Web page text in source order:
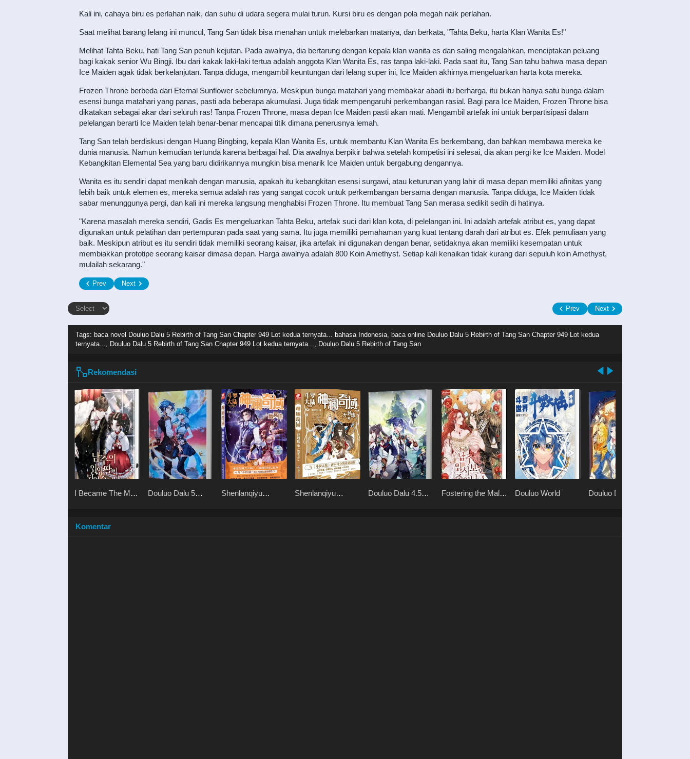
Kali ini, cahaya biru es perlahan naik, dan suhu di udara segera mulai turun. Kursi biru es dengan pola megah naik perlahan.
Saat melihat barang lelang ini muncul, Tang San tidak bisa menahan untuk melebarkan matanya, dan berkata, "Tahta Beku, harta Klan Wanita Es!"
Melihat Tahta Beku, hati Tang San penuh kejutan. Pada awalnya, dia bertarung dengan kepala klan wanita es dan saling mengalahkan, menciptakan peluang
bagi kakak senior Wu Bingji. Ibu dari kakak laki-laki tertua adalah anggota Klan Wanita Es, ras tanpa laki-laki. Pada saat itu, Tang San tahu bahwa masa depan
Ice Maiden agak tidak berkelanjutan. Tanpa diduga, mengambil keuntungan dari lelang super ini, Ice Maiden akhirnya mengeluarkan harta kota mereka.
Frozen Throne berbeda dari Eternal Sunflower sebelumnya. Meskipun bunga matahari yang membakar abadi itu berharga, itu bukan hanya satu bunga dalam
esensi bunga matahari yang panas, pasti ada beberapa akumulasi. Juga tidak mempengaruhi perkembangan rasial. Bagi para Ice Maiden, Frozen Throne bisa
dikatakan sebagai akar dari seluruh ras! Tanpa Frozen Throne, masa depan Ice Maiden pasti akan mati. Mengambil artefak ini untuk berpartisipasi dalam
pelelangan berarti Ice Maiden telah benar-benar mencapai titik dimana penerusnya lemah.
Tang San telah berdiskusi dengan Huang Bingbing, kepala Klan Wanita Es, untuk membantu Klan Wanita Es berkembang, dan bahkan membawa mereka ke
dunia manusia. Namun kemudian tertunda karena berbagai hal. Dia awalnya berpikir bahwa setelah kompetisi ini selesai, dia akan pergi ke Ice Maiden. Model
Kebangkitan Elemental Sea yang baru didirikannya mungkin bisa menarik Ice Maiden untuk bergabung dengannya.
Wanita es itu sendiri dapat menikah dengan manusia, apakah itu kebangkitan esensi surgawi, atau keturunan yang lahir di masa depan memiliki afinitas yang
lebih baik untuk elemen es, mereka semua adalah ras yang sangat cocok untuk perkembangan bersama dengan manusia. Tanpa diduga, Ice Maiden tidak
sabar menunggunya pergi, dan kali ini mereka langsung menghabisi Frozen Throne. Itu membuat Tang San merasa sedikit sedih di hatinya.
"Karena masalah mereka sendiri, Gadis Es mengeluarkan Tahta Beku, artefak suci dari klan kota, di pelelangan ini. Ini adalah artefak atribut es, yang dapat
digunakan untuk pelatihan dan pertempuran pada saat yang sama. Itu juga memiliki pemahaman yang kuat tentang darah dari atribut es. Efek pemuliaan yang
baik. Meskipun atribut es itu sendiri tidak memiliki seorang kaisar, jika artefak ini digunakan dengan benar, setidaknya akan memiliki kesempatan untuk
membiakkan prototipe seorang kaisar dimasa depan. Harga awalnya adalah 800 Koin Amethyst. Setiap kali kenaikan tidak kurang dari sepuluh koin Amethyst,
mulailah sekarang."
Prev Next
Prev Next
Tags: baca novel Douluo Dalu 5 Rebirth of Tang San Chapter 949 Lot kedua ternyata... bahasa Indonesia, baca online Douluo Dalu 5 Rebirth of Tang San Chapter 949 Lot kedua
ternyata..., Douluo Dalu 5 Rebirth of Tang San Chapter 949 Lot kedua ternyata..., Douluo Dalu 5 Rebirth of Tang San
Rekomendasi
I Became The Male
Douluo Dalu 5
Shenlanqiyu
Shenlanqiyu
Douluo Dalu 4.5
Fostering the Male
Douluo World
Douluo Dalu 2.5
Komentar